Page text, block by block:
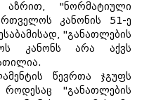
"ნორმატიული
კანონის 51-ე
"განათლების
კანონს არა აქვს
წევრთა ჯგუფს
"განათლების